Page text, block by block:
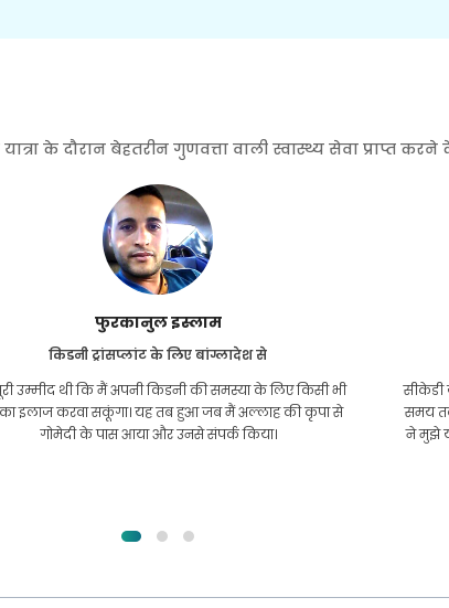
के दौरान बेहतरीन गुणवत्ता वाली स्वास्थ्य सेवा प्राप्त
फुरकानुल इस्लाम
किडनी ट्रांसप्लांट के लिए बांग्लादेश से
उम्मीद थी कि मैं अपनी किडनी की समस्या के लिए किसी भी
इलाज करवा सकूंगा। यह तब हुआ जब मैं अल्लाह की कृपा से
गोमेदी के पास आया और उनसे संपर्क किया।
सीकेडी
समय
ने मुझे